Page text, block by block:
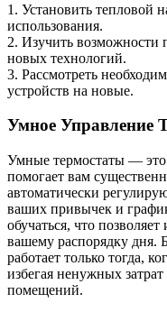
1. Установить тепловой
использования.
2. Изучить возможности
новых технологий.
3. Рассмотреть
устройств на новые.
Умное Управление
Умные термостаты —
помогает вам
автоматически
ваших привычек и
обучаться, что
вашему распорядку дня.
работает только тогда,
избегая ненужных
помещений.